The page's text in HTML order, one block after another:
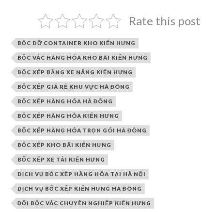
Rate this post
BỐC DỠ CONTAINER KHO KIẾN HƯNG
BỐC VÁC HÀNG HÓA KHO BÃI KIẾN HƯNG
BỐC XẾP BẰNG XE NÂNG KIẾN HƯNG
BỐC XẾP GIÁ RẺ KHU VỰC HÀ ĐÔNG
BỐC XẾP HÀNG HÓA HÀ ĐÔNG
BỐC XẾP HÀNG HÓA KIẾN HƯNG
BỐC XẾP HÀNG HÓA TRỌN GÓI HÀ ĐÔNG
BỐC XẾP KHO BÃI KIẾN HƯNG
BỐC XẾP XE TẢI KIẾN HƯNG
DỊCH VỤ BỐC XẾP HÀNG HÓA TẠI HÀ NỘI
DỊCH VỤ BỐC XẾP KIẾN HƯNG HÀ ĐÔNG
ĐỘI BỐC VÁC CHUYÊN NGHIỆP KIẾN HƯNG